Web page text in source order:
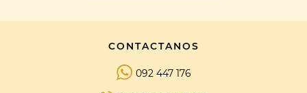
CONTACTANOS
092 447 176